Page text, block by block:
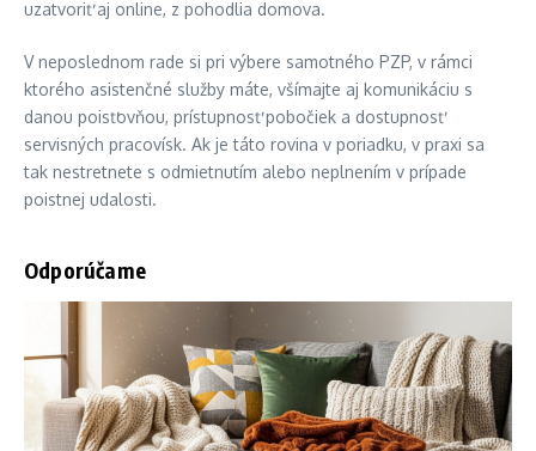
uzatvoriť aj online, z pohodlia domova.
V neposlednom rade si pri výbere samotného PZP, v rámci
ktorého asistenčné služby máte, všímajte aj komunikáciu s
danou poisťovňou, prístupnosť pobočiek a dostupnosť
servisných pracovísk. Ak je táto rovina v poriadku, v praxi sa
tak nestretnete s odmietnutím alebo neplnením v prípade
poistnej udalosti.
Odporúčame